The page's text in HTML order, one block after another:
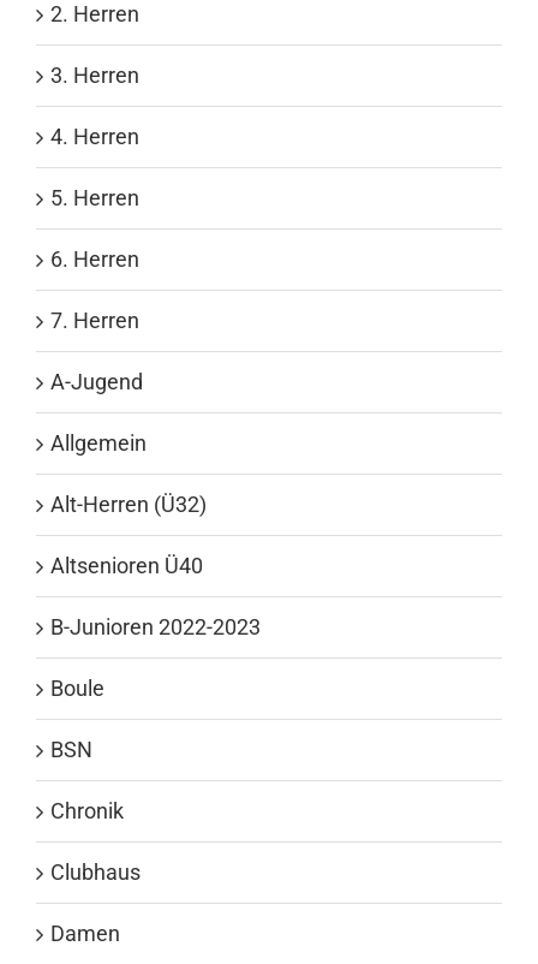
2. Herren
3. Herren
4. Herren
5. Herren
6. Herren
7. Herren
A-Jugend
Allgemein
Alt-Herren (Ü32)
Altsenioren Ü40
B-Junioren 2022-2023
Boule
BSN
Chronik
Clubhaus
Damen